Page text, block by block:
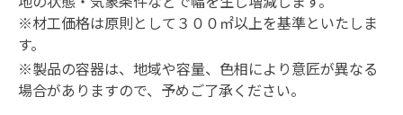
※材工価格は原則として３００㎡以上を基準といたしま
す。
※製品の容器は、地域や容量、色相により意匠が異なる
場合がありますので、予めご了承ください。